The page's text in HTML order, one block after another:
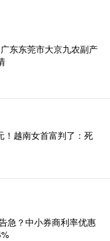
东东莞市大京九农副产
！越南女首富判了：死
急？中小券商利率优惠